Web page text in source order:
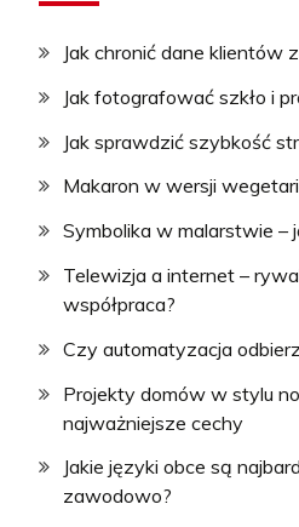
Jak chronić dane klientów
Jak fotografować szkło i
Jak sprawdzić szybkość
Makaron w wersji
Symbolika w malarstwie –
Telewizja a internet –
współpraca?
Czy automatyzacja
Projekty domów w stylu
najważniejsze cechy
Jakie języki obce są
zawodowo?